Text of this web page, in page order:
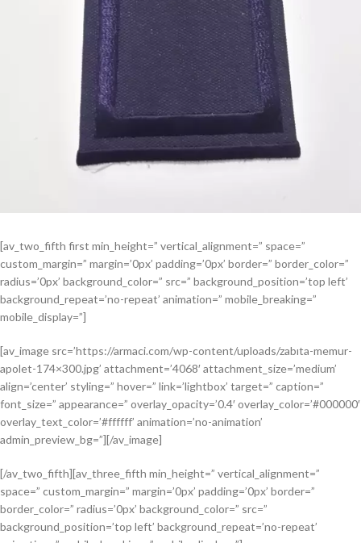
[av_two_fifth first min_height=” vertical_alignment=” space=”
custom_margin=” margin=’0px’ padding=’0px’ border=” border_color=”
radius=’0px’ background_color=” src=” background_position=’top left’
background_repeat=’no-repeat’ animation=” mobile_breaking=”
mobile_display=”]
[av_image src=’https://armaci.com/wp-content/uploads/zabıta-memur-
apolet-174×300.jpg’ attachment=’4068′ attachment_size=’medium’
align=’center’ styling=” hover=” link=’lightbox’ target=” caption=”
font_size=” appearance=” overlay_opacity=’0.4′ overlay_color=’#000000′
overlay_text_color=’#ffffff’ animation=’no-animation’
admin_preview_bg=”][/av_image]
[/av_two_fifth][av_three_fifth min_height=” vertical_alignment=”
space=” custom_margin=” margin=’0px’ padding=’0px’ border=”
border_color=” radius=’0px’ background_color=” src=”
background_position=’top left’ background_repeat=’no-repeat’